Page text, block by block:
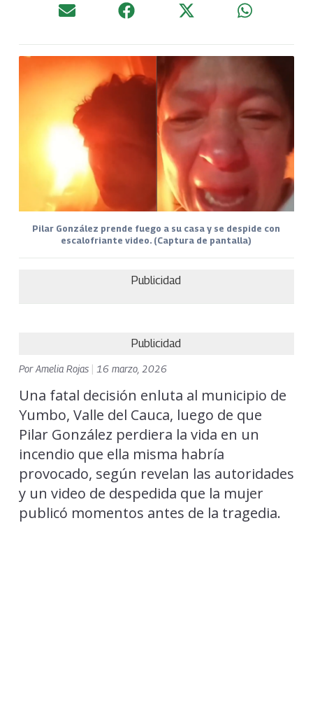
Pilar González prende fuego a su casa y se despide con
escalofriante video. (Captura de pantalla)
Publicidad
Publicidad
PorAmelia Rojas 16 marzo, 2026
Una fatal decisión enluta al municipio de
Yumbo, Valle del Cauca, luego de que
Pilar González perdiera la vida en un
incendio que ella misma habría
provocado, según revelan las autoridades
y un video de despedida que la mujer
publicó momentos antes de la tragedia.